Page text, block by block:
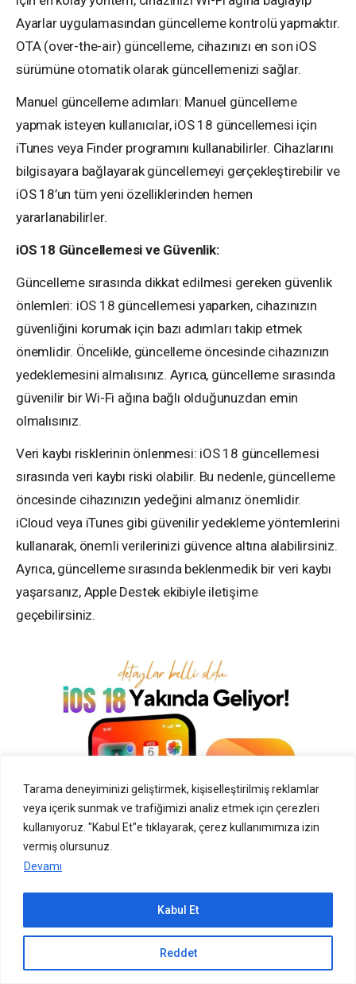
Tarama deneyiminizi geliştirmek, kişiselleştirilmiş reklamlar
veya içerik sunmak ve trafiğimizi analiz etmek için çerezleri
kullanıyoruz. "Kabul Et"e tıklayarak, çerez kullanımımıza izin
vermiş olursunuz.
Devamı
Reddet
Kabul Et
Sıradaki içerik:
Ayarlar uygulamasından güncelleme kontrolü yapmaktır.
OTA (over-the-air) güncelleme, cihazınızı en son iOS
sürümüne otomatik olarak güncellemenizi sağlar.
Manuel güncelleme adımları: Manuel güncelleme
yapmak isteyen kullanıcılar, iOS 18 güncellemesi için
iTunes veya Finder programını kullanabilirler. Cihazlarını
bilgisayara bağlayarak güncellemeyi gerçekleştirebilir ve
iOS 18’un tüm yeni özelliklerinden hemen
yararlanabilirler.
iOS 18 Güncellemesi ve Güvenlik:
Güncelleme sırasında dikkat edilmesi gereken güvenlik
önlemleri: iOS 18 güncellemesi yaparken, cihazınızın
güvenliğini korumak için bazı adımları takip etmek
önemlidir. Öncelikle, güncelleme öncesinde cihazınızın
yedeklemesini almalısınız. Ayrıca, güncelleme sırasında
güvenilir bir Wi-Fi ağına bağlı olduğunuzdan emin
olmalısınız.
Veri kaybı risklerinin önlenmesi: iOS 18 güncellemesi
sırasında veri kaybı riski olabilir. Bu nedenle, güncelleme
öncesinde cihazınızın yedeğini almanız önemlidir.
iCloud veya iTunes gibi güvenilir yedekleme yöntemlerini
kullanarak, önemli verilerinizi güvence altına alabilirsiniz.
Ayrıca, güncelleme sırasında beklenmedik bir veri kaybı
yaşarsanız, Apple Destek ekibiyle iletişime
geçebilirsiniz.
Sonuç:
iOS 18, Apple kullanıcıları için heyecan verici bir
güncelleme sunuyor. Yenilenmiş tasarımı, geliştirilmiş
performansı ve yenilikçi özellikleriyle, kullanıcıların
iPhone deneyimini daha da geliştirmeyi hedefliyor. iOS